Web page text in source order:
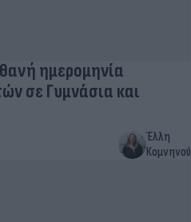
ημερομηνία
σε Γυμνάσια και
Έλλη
Κομνηνού